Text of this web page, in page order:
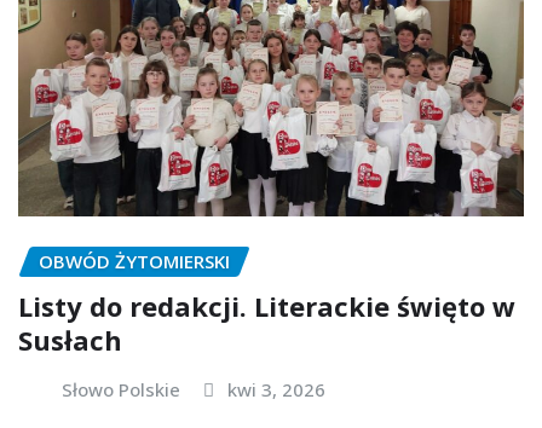
OBWÓD ŻYTOMIERSKI
Listy do redakcji. Literackie święto w
Susłach
Słowo Polskie kwi 3, 2026